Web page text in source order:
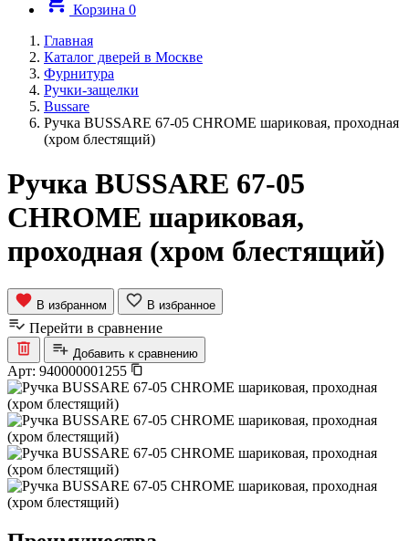
Корзина 0
Главная
Каталог дверей в Москве
Фурнитура
Ручки-защелки
Bussare
Ручка BUSSARE 67-05 CHROME шариковая, проходная
(хром блестящий)
Ручка BUSSARE 67-05
CHROME шариковая,
проходная (хром блестящий)
В избранном В избранное
Перейти в сравнение
Добавить к сравнению
Арт: 940000001255